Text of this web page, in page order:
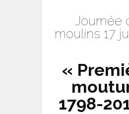
Journée
moulins 17
«
1798-